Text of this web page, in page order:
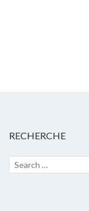
RECHERCHE
Recherche